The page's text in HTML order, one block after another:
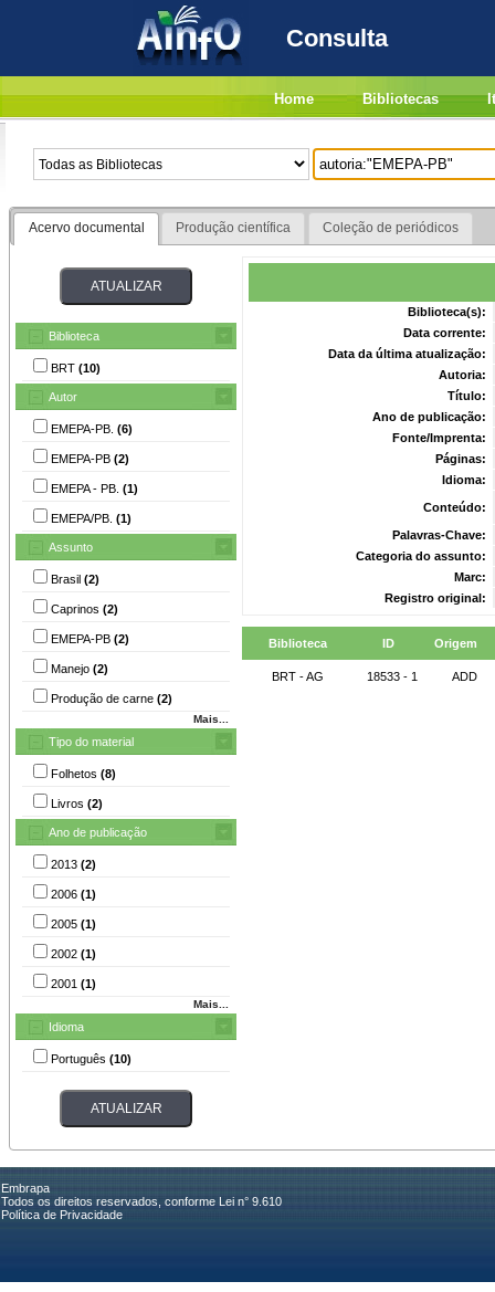
Consulta
Home Bibliotecas
Acervo documental Produção científica Coleção de periódicos
Biblioteca
BRT (10)
Autor
EMEPA-PB. (6)
EMEPA-PB (2)
EMEPA - PB. (1)
EMEPA/PB. (1)
Assunto
Brasil (2)
Caprinos (2)
EMEPA-PB (2)
Manejo (2)
Produção de carne (2)
Mais...
Tipo do material
Folhetos (8)
Livros (2)
Ano de publicação
2013 (2)
2006 (1)
2005 (1)
2002 (1)
2001 (1)
Mais...
Idioma
Português (10)
Biblioteca(s):
Data corrente:
Data da última atualização:
Autoria:
Título:
Ano de publicação:
Fonte/Imprenta:
Páginas:
Idioma:
Conteúdo:
Palavras-Chave:
Categoria do assunto:
Marc:
Registro original:
Biblioteca ID Origem
BRT - AG 18533 - 1 ADD
Embrapa
Todos os direitos reservados, conforme Lei n° 9.610
Política de Privacidade